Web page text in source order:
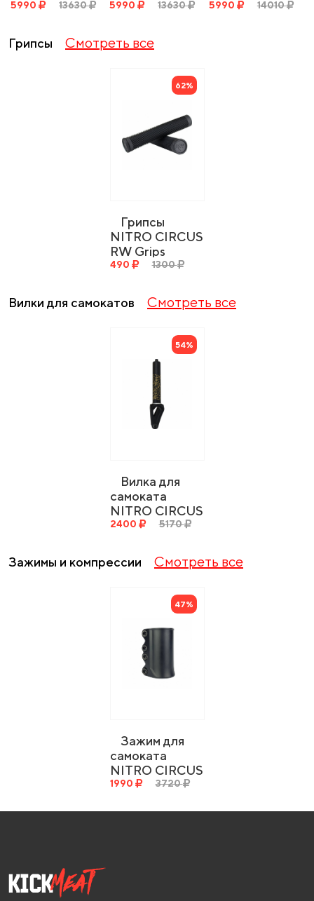
RW Deck 500 -
130x500
5990 13630
RW Deck 500 -
5990 13630
RW Deck 540 -
5990 14010
Грипсы Смотреть все
62%
Грипсы
NITRO CIRCUS
RW Grips
490 1300
Вилки для самокатов Смотреть все
54%
Вилка для
самоката
NITRO CIRCUS
RW Fork
2400 5170
Зажимы и компрессии Смотреть все
47%
Зажим для
самоката
NITRO CIRCUS
RW Signature
1990 3720